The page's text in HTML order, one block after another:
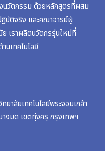
งนวัตกรรม ด้วยหลักสูตรที่ผสม
บัติจริง และคณาจารย์ผู้
ย เราผลิตนวัตกรรุ่นใหม่ที่
นเทคโนโลยี
ยาลัยเทคโนโลยีพระจอมเกล้า
งมด เขตทุ่งครุ กรุงเทพฯ